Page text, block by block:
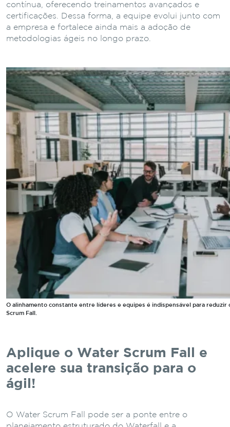
contínua, oferecendo treinamentos avançados e
certificações. Dessa forma, a equipe evolui junto com
a empresa e fortalece ainda mais a adoção de
metodologias ágeis no longo prazo.
O alinhamento constante entre líderes e equipes é indispensável para
Scrum Fall.
Aplique o Water Scrum Fall e
acelere sua transição para o
ágil!
O Water Scrum Fall pode ser a ponte entre o